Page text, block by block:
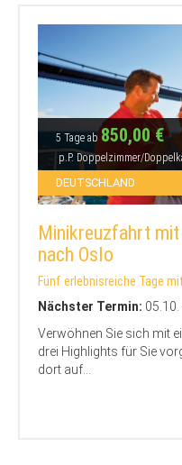
5 Tage ab 850,00 €
p.P. Doppelzimmer/
DEUTSCHLAND
Minikreuzfahrt
nach Oslo
Fünf erlebnisreiche Tage mit
Nächster Termin:
Verwöhnen Sie sich mit
drei Highlights für Sie
dort auf...